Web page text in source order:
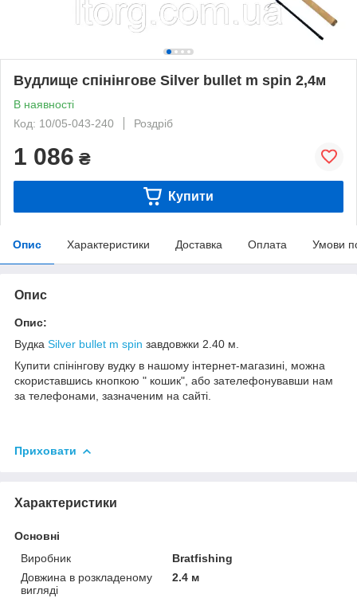
Вудлище спінінгове Silver bullet m spin 2,4м
В наявності
Код: 10/05-043-240
Роздріб
1 086 ₴
Купити
Опис Характеристики Доставка Оплата Умови
Опис
Опис:
Вудка Silver bullet m spin завдовжки 2.40 м.
Купити спінінгову вудку в нашому інтернет-магазині, можна
скориставшись кнопкою " кошик", або зателефонувавши нам
за телефонами, зазначеним на сайті.
Приховати
Характеристики
Основні
Виробник
Bratfishing
Довжина в розкладеному
вигляді
2.4 м